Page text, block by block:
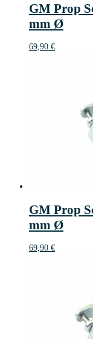
GM Prop
mm Ø
69,90 €
GM Prop
mm Ø
69,90 €